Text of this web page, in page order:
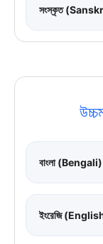
সংস্কৃত
বাংলা (Bengali)
ইংরেজি